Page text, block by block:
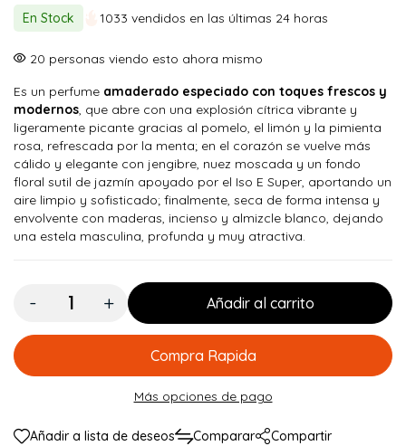
era:
$ 90.000.
es:
$ 74.900.
En Stock 1033 vendidos en las últimas 24 horas
20 personas viendo esto ahora mismo
Es un perfume amaderado especiado con toques frescos y
modernos, que abre con una explosión cítrica vibrante y
ligeramente picante gracias al pomelo, el limón y la pimienta
rosa, refrescada por la menta; en el corazón se vuelve más
cálido y elegante con jengibre, nuez moscada y un fondo
floral sutil de jazmín apoyado por el Iso E Super, aportando un
aire limpio y sofisticado; finalmente, seca de forma intensa y
envolvente con maderas, incienso y almizcle blanco, dejando
una estela masculina, profunda y muy atractiva.
Cantidad:
Añadir al carrito
Compra Rapida
Más opciones de pago
Añadir a lista de deseos Comparar Compartir